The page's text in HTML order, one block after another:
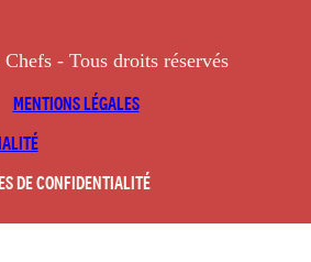
- Tous droits réservés
MENTIONS LÉGALES
DE CONFIDENTIALITÉ